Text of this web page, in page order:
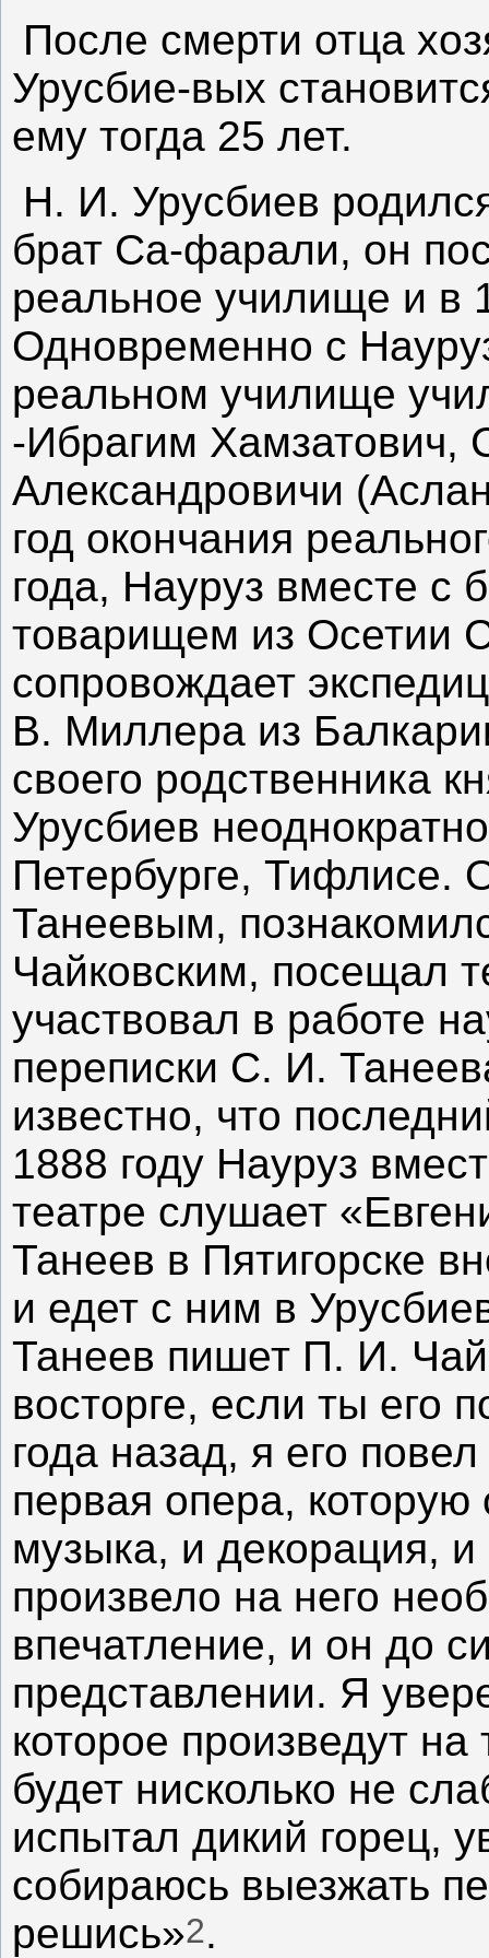
После смерти отца
Урусбие-вых
ему тогда 25 лет.
Н. И. Урусбиев
брат Са-фарали, он
реальное училище и в
Одновременно с
реальном училище
-Ибрагим Хамзатович,
Александровичи
год окончания
года, Науруз вместе с
товарищем из Осетии
сопровождает
В. Миллера из
своего родственника
Урусбиев
Петербурге, Тифлисе.
Танеевым,
Чайковским, посещал
участвовал в работе
переписки С. И.
известно, что
1888 году Науруз
театре слушает
Танеев в Пятигорске
и едет с ним в
Танеев пишет П. И.
восторге, если ты его
года назад, я его
первая опера,
музыка, и декорация, и
произвело на него
впечатление, и он до
представлении. Я
которое произведут
будет нисколько не
испытал дикий горец,
собираюсь выезжать
решись»2.